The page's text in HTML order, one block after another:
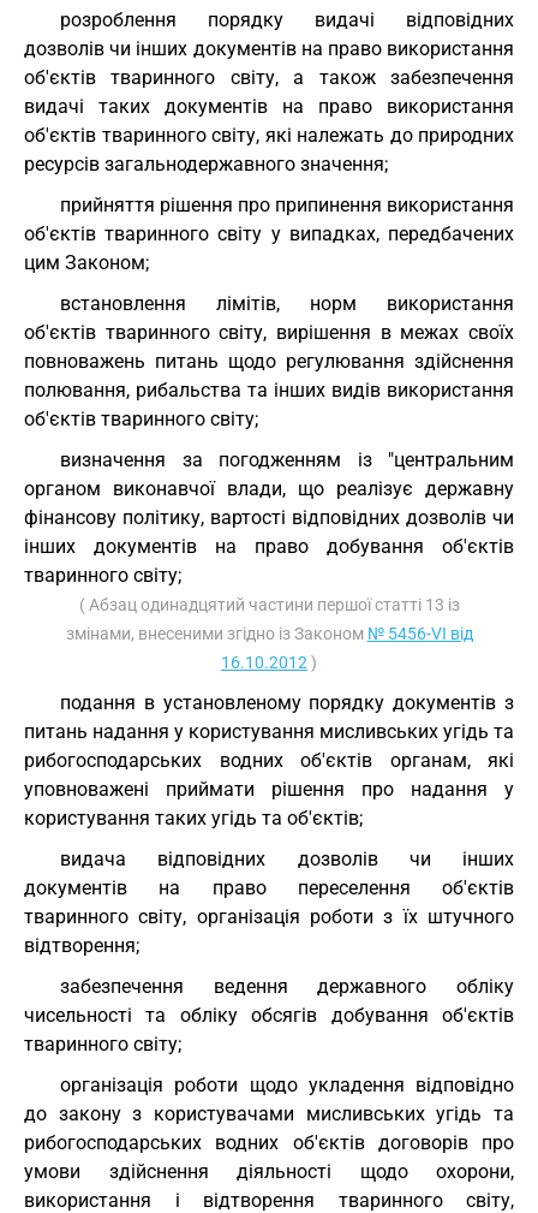
розроблення порядку видачі відповідних
дозволів чи інших документів на право використання
об'єктів тваринного світу, а також забезпечення
видачі таких документів на право використання
об'єктів тваринного світу, які належать до природних
ресурсів загальнодержавного значення;
прийняття рішення про припинення використання
об'єктів тваринного світу у випадках, передбачених
цим Законом;
встановлення лімітів, норм використання
об'єктів тваринного світу, вирішення в межах своїх
повноважень питань щодо регулювання здійснення
полювання, рибальства та інших видів використання
об'єктів тваринного світу;
визначення за погодженням із "центральним
органом виконавчої влади, що реалізує державну
фінансову політику, вартості відповідних дозволів чи
інших документів на право добування об'єктів
тваринного світу;
( Абзац одинадцятий частини першої статті 13 із
змінами, внесеними згідно із Законом № 5456-VI від
16.10.2012 )
подання в установленому порядку документів з
питань надання у користування мисливських угідь та
рибогосподарських водних об'єктів органам, які
уповноважені приймати рішення про надання у
користування таких угідь та об'єктів;
видача відповідних дозволів чи інших
документів на право переселення об'єктів
тваринного світу, організація роботи з їх штучного
відтворення;
забезпечення ведення державного обліку
чисельності та обліку обсягів добування об'єктів
тваринного світу;
організація роботи щодо укладення відповідно
до закону з користувачами мисливських угідь та
рибогосподарських водних об'єктів договорів про
умови здійснення діяльності щодо охорони,
використання і відтворення тваринного світу,